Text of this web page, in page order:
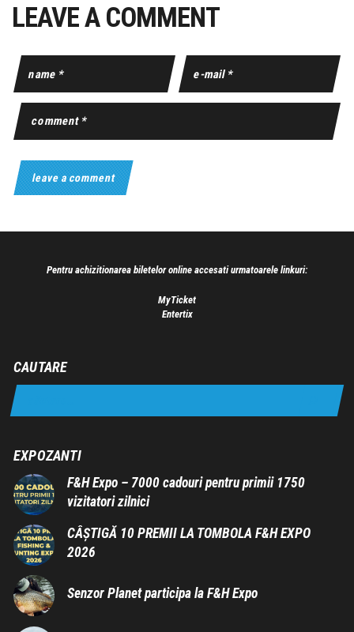
LEAVE A COMMENT
Pentru achizitionarea biletelor online accesati urmatoarele linkuri:
MyTicket
Entertix
CAUTARE
EXPOZANTI
F&H Expo – 7000 cadouri pentru primii 1750
vizitatori zilnici
CÂȘTIGĂ 10 PREMII LA TOMBOLA F&H EXPO
2026
Senzor Planet participa la F&H Expo